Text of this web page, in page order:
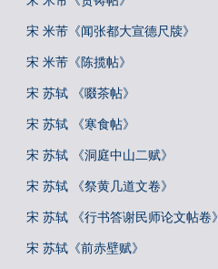
宋 米芾《闻张都大宣德尺牍》
宋 米芾《陈揽帖》
宋 苏轼 《啜茶帖》
宋 苏轼 《寒食帖》
宋 苏轼 《洞庭中山二赋》
宋 苏轼 《祭黄几道文卷》
宋 苏轼 《行书答谢民师论文帖卷》
宋 苏轼《前赤壁赋》